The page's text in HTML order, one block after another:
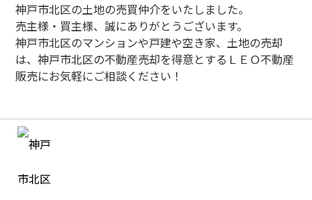
神戸市北区の土地の売買仲介をいたしました。
売主様・買主様、誠にありがとうございます。
神戸市北区のマンションや戸建や空き家、土地の売却
は、神戸市北区の不動産売却を得意とするＬＥＯ不動産
販売にお気軽にご相談ください！